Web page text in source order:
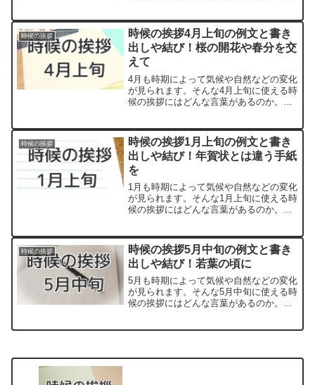
方で和文調の柔らかい言い回しもあり、
季節の動植物の様子を取...
時候の挨拶
時候の挨拶4月上旬の例文と書き
出しや結び！桜の開花や春分を交
えて
4月も時期によって気候や自然などの変化
が見られます。そんな4月上旬に使える時
候の挨拶にはどんな言葉があるのか。
方で、和文調の柔らかい言い回しもあ
り、季節の動植物の様子を...
時候の挨拶
時候の挨拶1月上旬の例文と書き
出しや結び！年賀状とは違う手紙
を
1月も時期によって気候や自然などの変化
が見られます。そんな1月上旬に使える時
候の挨拶にはどんな言葉があるのか。
方で和文調の柔らかい言い回しもあり、
季節の動植物の様子を取...
時候の挨拶
時候の挨拶5月中旬の例文と書き
出しや結び！若葉の頃に
5月も時期によって気候や自然などの変化
が見られます。そんな5月中旬に使える時
候の挨拶にはどんな言葉があるのか。